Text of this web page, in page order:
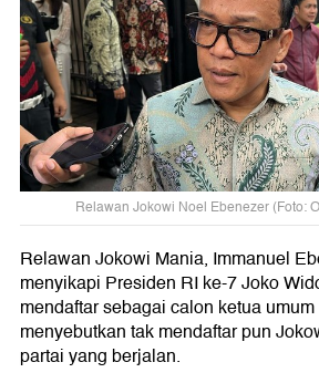
Relawan Jokowi Noel Ebenezer (Foto:
Relawan Jokowi Mania, Immanuel
menyikapi Presiden RI ke-7 Joko
mendaftar sebagai calon ketua
menyebutkan tak mendaftar pun
partai yang berjalan.